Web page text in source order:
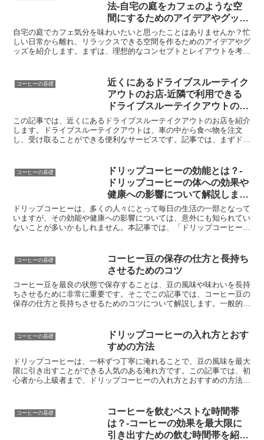
法-自宅の庭をカフェのような空
間にするためのアイデアやグッズ
を紹介します。
自宅の庭でカフェ気分を味わいたいと思ったことはありませんか？忙
しい日常から離れ、リラックスできる空間を作るためのアイデアやグ
ッズを紹介します。まずは、理想的なコンセプトとレイアウトを考え
コーヒーの基礎
近くにあるドライブスルーテイク
アウトのお店-近隣で利用できる
ドライブスルーテイクアウトのお
店を紹介します。
この記事では、近くにあるドライブスルーテイクアウトのお店を紹介
します。ドライブスルーテイクアウトは、車の中から食べ物を注文
し、受け取ることができる便利なサービスです。記事では、まずドラ
コーヒーの基礎
ドリップコーヒーの効能とは？-
ドリップコーヒーの体への効果や
健康への影響について解説しま
す。
ドリップコーヒーは、多くの人々にとって毎日の生活の一部となって
いますが、その効能や健康への影響については、意外にも知られてい
ないことが多いかもしれません。本記事では、「ドリップコーヒーと
コーヒーの基礎
コーヒー豆の保存の仕方と長持ち
させるためのコツ
コーヒー豆を最良の状態で保存することは、豆の風味や味わいを長持
ちさせるために非常に重要です。そこでこの記事では、コーヒー豆の
保存の仕方と長持ちさせるためのコツについて解説します。一般的な
コーヒーの基礎
ドリップコーヒーの入れ方とおす
すめの方法
ドリップコーヒーは、一杯ずつ丁寧に淹れることで、豆の風味を最大
限に引き出すことができる人気のある淹れ方です。この記事では、初
心者から上級者まで、ドリップコーヒーの入れ方とおすすめの方法を
コーヒーの基礎
コーヒーを飲むベストな時間帯
は？-コーヒーの効果を最大限に
引き出すための飲む時間帯を紹介